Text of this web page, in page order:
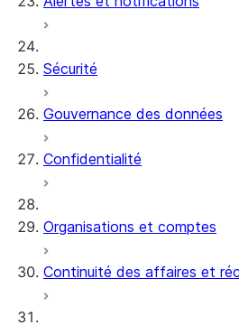
Sécurité
Gouvernance des données
Confidentialité
Organisations et comptes
Continuité des affaires et